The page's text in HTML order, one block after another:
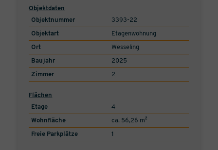
Objektdaten
Objektnummer
3393-22
Objektart Etagenwohnung
Ort Wesseling
Baujahr 2025
Zimmer 2
Flächen
Etage
4
Wohnfläche ca. 56,26 m²
Freie Parkplätze 1